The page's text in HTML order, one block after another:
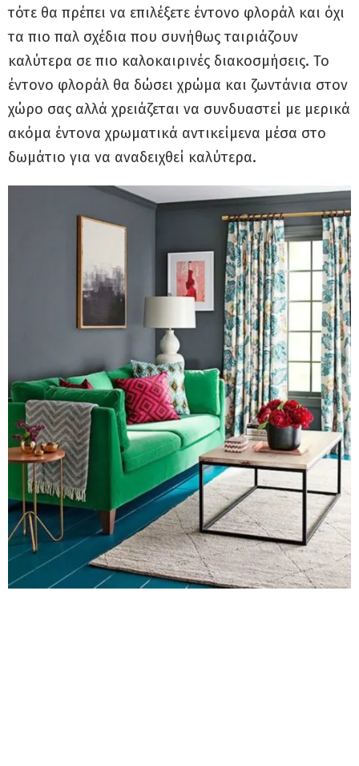
τότε θα πρέπει να επιλέξετε έντονο φλοράλ και όχι
τα πιο παλ σχέδια που συνήθως ταιριάζουν
καλύτερα σε πιο καλοκαιρινές διακοσμήσεις. Το
έντονο φλοράλ θα δώσει χρώμα και ζωντάνια στον
χώρο σας αλλά χρειάζεται να συνδυαστεί με μερικά
ακόμα έντονα χρωματικά αντικείμενα μέσα στο
δωμάτιο για να αναδειχθεί καλύτερα.